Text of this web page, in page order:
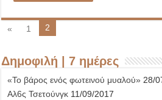
« 1 2
Δημοφιλή | 7 ημέρες
«Το βάρος ενός φωτεινού μυαλού» 28/
Αλ6ς Τσετούνγκ 11/09/2017